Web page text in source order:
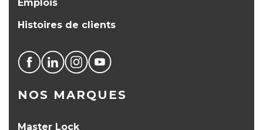
Emplois
Histoires de clients
NOS MARQUES
Master Lock